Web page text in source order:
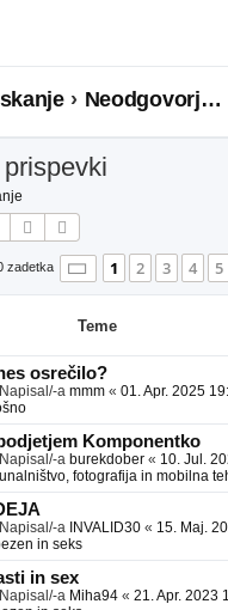
Neodgovorjeni prispevki
Iskanje
zadetka Stran 1od34
1 2 3 4 5
Teme
osrečilo?
a mmm « 01. Apr. 2025
Komponentko
a burekdober « 10. Jul.
fotografija in mobilna
a INVALID30 « 15. Maj.
in seks
in sex
a Miha94 « 21. Apr. 2023